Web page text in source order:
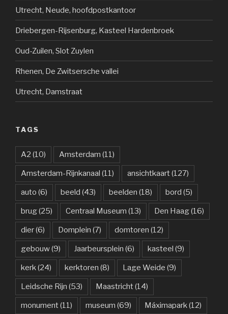
Utrecht, Neude, hoofdpostkantoor
Driebergen-Rijsenburg, Kasteel Hardenbroek
Oud-Zuilen, Slot Zuylen
Rhenen, De Zwitsersche vallei
Utrecht, Damstraat
TAGS
A2 (10) Amsterdam (11)
Amsterdam-Rijnkanaal (11) ansichtkaart(127)
auto (6) beeld (43) beelden (18) bord (5)
brug(25) Centraal Museum (13) Den Haag(16)
dier(6) Domplein (7) domtoren (12)
gebouw(9) Jaarbeursplein (6) kasteel (9)
kerk (24) kerktoren (8) Lage Weide (9)
Leidsche Rijn (53) Maastricht(14)
monument(11) museum (69) Máximapark (12)